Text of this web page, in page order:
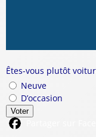
Êtes-vous plutôt
Neuve
D’occasion
Voter